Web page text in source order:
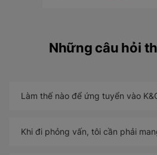
Những câu hỏi
Làm thế nào để ứng tuyển vào
Khi đi phỏng vấn, tôi cần phải